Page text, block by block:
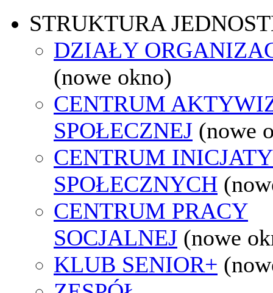
STRUKTURA
DZIAŁY
(nowe okno)
CENTRUM
SPOŁECZNEJ (nowe
CENTRUM
SPOŁECZNYCH
CENTRUM PRACY
SOCJALNEJ (nowe
KLUB SENIOR+